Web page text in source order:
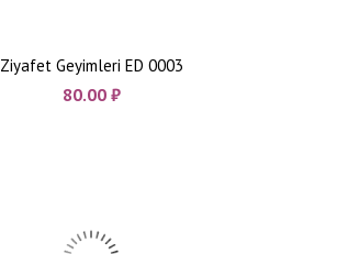
Ziyafet Geyimleri ED 0003
80.00 ₼